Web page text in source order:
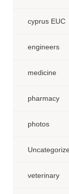
cyprus EUC
engineers
medicine
pharmacy
photos
veterinary